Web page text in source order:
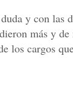
y con las
más y
los cargos